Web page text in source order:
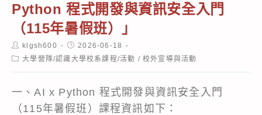
Python 程式開發與資訊安全入門
（115年暑假班）」
Post
author:
klgsh600
Post
published:
2026-06-18
Post大學營隊/認識大學校系課程/活動 / 校外宣導與活動
一、AI x Python 程式開發與資訊安全入門
（115年暑假班）課程資訊如下：